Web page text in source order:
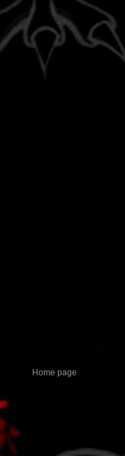
Home page